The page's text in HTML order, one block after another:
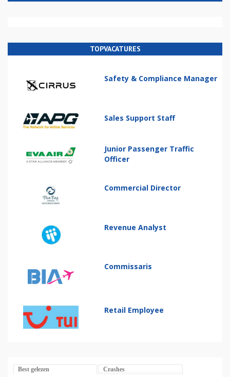
TOPVACATURES
Safety & Compliance Manager
Sales Support Staff
Junior Passenger Traffic
Officer
Commercial Director
Revenue Analyst
Commissaris
Retail Employee
Best gelezen Crashes